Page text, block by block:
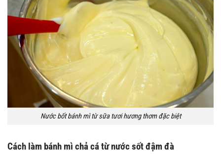
Nước bốt bánh mì từ sữa tươi hương thơm đặc biệt
Cách làm bánh mì chả cá từ nước sốt đậm đà